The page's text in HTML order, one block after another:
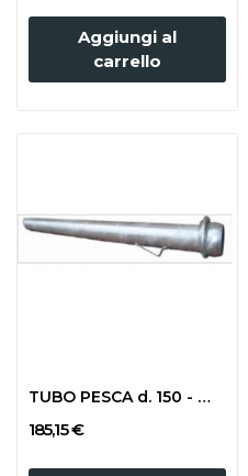
Aggiungi al
carrello
TUBO PESCA d. 150 - m 3 CON SFERA
185,15 €